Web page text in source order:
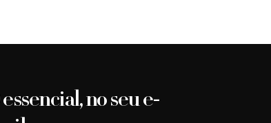
essencial, no seu e-